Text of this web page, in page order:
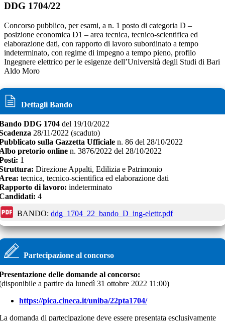
DDG 1704/22
Concorso pubblico, per esami, a n. 1 posto di categoria D –
posizione economica D1 – area tecnica, tecnico-scientifica ed
elaborazione dati, con rapporto di lavoro subordinato a tempo
indeterminato, con regime di impegno a tempo pieno, profilo
Ingegnere elettrico per le esigenze dell’Università degli Studi di Bari
Aldo Moro
Dettagli Bando
DDG 1704 del 19/10/2022
28/11/2022 (scaduto)
sulla Gazzetta Ufficiale n. 86 del 28/10/2022
pretorio online n. 3876/2022 del 28/10/2022
1
Direzione Appalti, Edilizia e Patrimonio
tecnica, tecnico-scientifica ed elaborazione dati
di lavoro: indeterminato
4
BANDO: ddg_1704_22_bando_D_ing-elettr.pdf
Partecipazione al concorso
delle domande al concorso:
a partire da lunedì 31 ottobre 2022 11:00)
https://pica.cineca.it/uniba/22pta1704/
domanda di partecipazione deve essere presentata esclusivamente